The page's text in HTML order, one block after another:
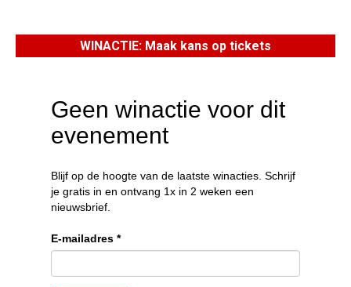
WINACTIE: Maak kans op tickets